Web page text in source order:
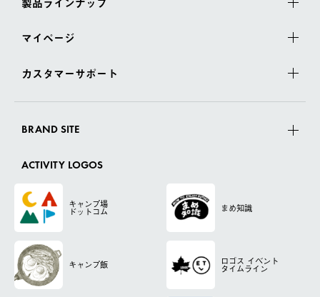
マイページ
カスタマーサポート
BRAND SITE
ACTIVITY LOGOS
キャンプ場
ドットコム まめ知識
キャンプ飯 ロゴス イベント
タイムライン